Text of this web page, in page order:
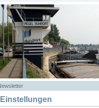
Einstellungen